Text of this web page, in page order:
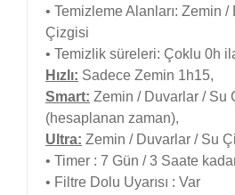
• Temizleme Alanları: Zemin /
Çizgisi
• Temizlik süreleri: Çoklu 0h
Hızlı: Sadece Zemin 1h15,
Smart: Zemin / Duvarlar / Su
(hesaplanan zaman),
Ultra: Zemin / Duvarlar / Su
• Timer : 7 Gün / 3 Saate
• Filtre Dolu Uyarısı : Var